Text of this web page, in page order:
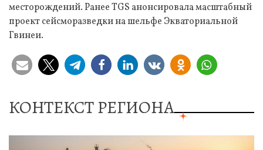
месторождений. Ранее TGS анонсировала масштабный
проект сейсморазведки на шельфе Экваториальной
Гвинеи.
КОНТЕКСТ РЕГИОНА